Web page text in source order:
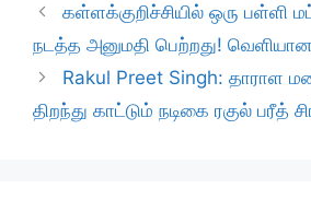
கள்ளக்குறிச்சியில் ஒரு பள்ளி
நடத்த அனுமதி பெற்றது!
Rakul Preet Singh: தாராள
திறந்து காட்டும் நடிகை ரகுல் பரீத்